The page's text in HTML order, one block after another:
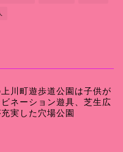
川町遊歩道公園は子供が
ネーション遊具、芝生広
実した穴場公園